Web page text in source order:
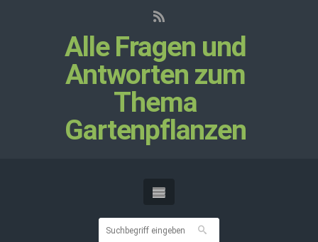
Alle Fragen und
Antworten zum
Thema
Gartenpflanzen